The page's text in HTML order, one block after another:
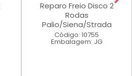
Reparo Freio Disco 2
Rodas
Palio/Siena/Strada
Código: 10755
Embalagem: JG